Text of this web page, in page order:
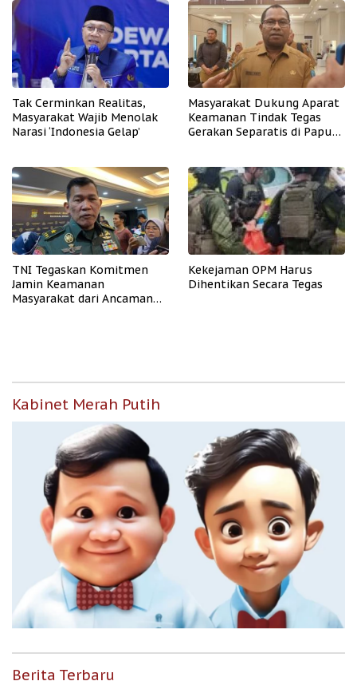
Tak Cerminkan Realitas,
Masyarakat Wajib Menolak
Narasi ‘Indonesia Gelap’
Masyarakat Dukung Aparat
Keamanan Tindak Tegas
Gerakan Separatis di Papua
TNI Tegaskan Komitmen
Jamin Keamanan
Masyarakat dari Ancaman
Kekejaman OPM Harus
Dihentikan Secara Tegas
Kabinet Merah Putih
Berita Terbaru